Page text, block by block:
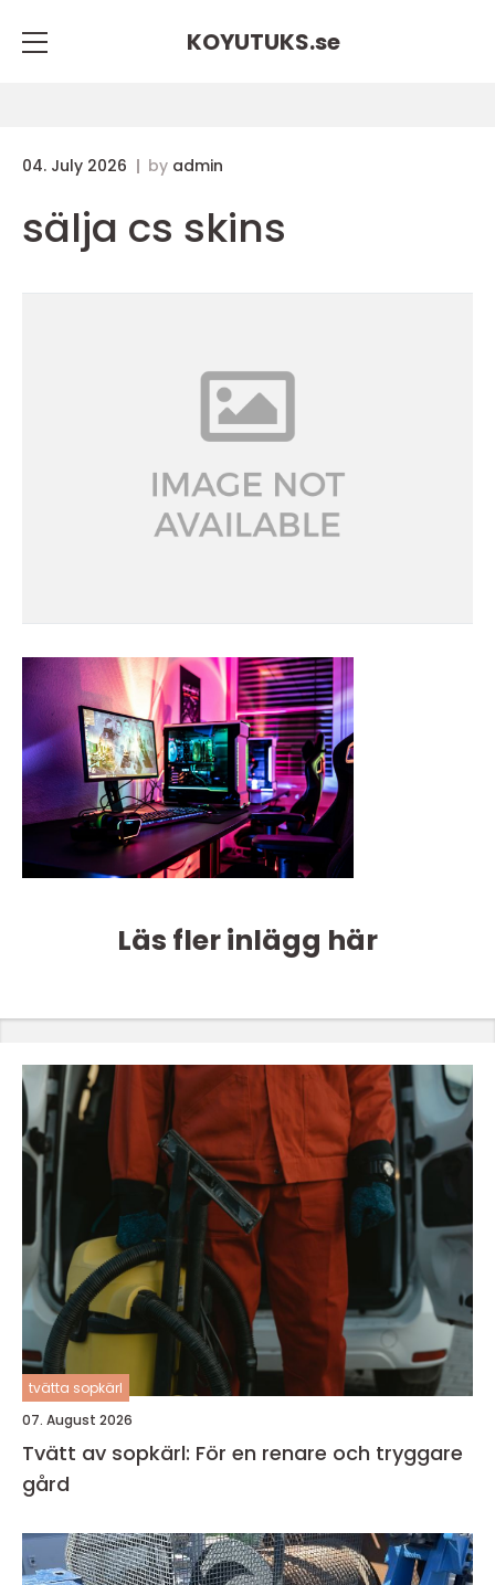
KOYUTUKS.se
04. July 2026 by admin
sälja cs skins
Läs fler inlägg här
tvätta sopkärl
07. August 2026
Tvätt av sopkärl: För en renare och tryggare
gård